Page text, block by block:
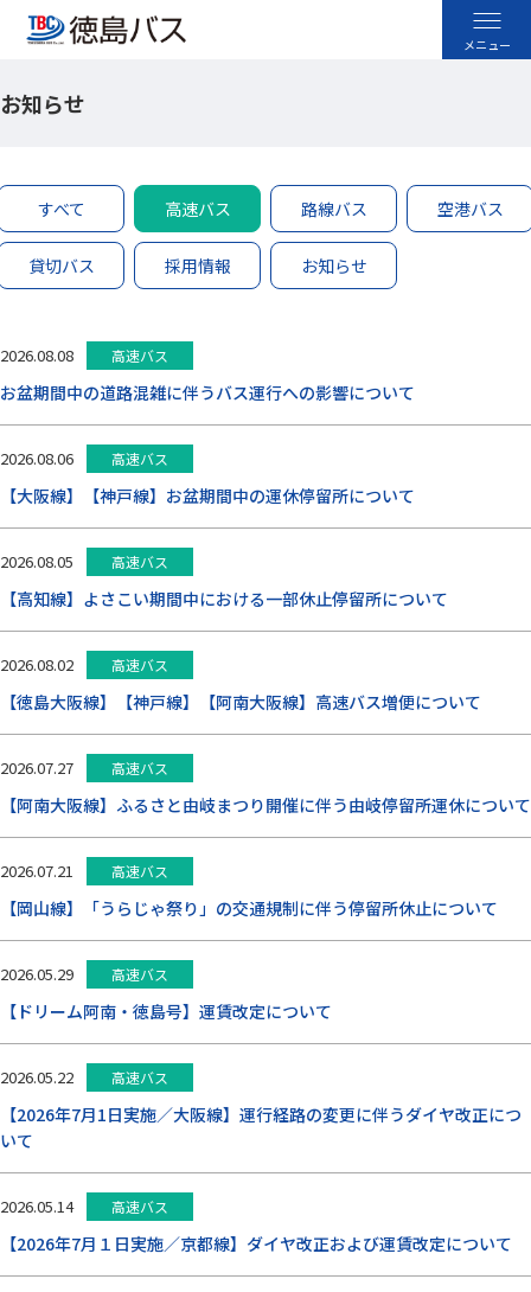
空港バス
路線バス
採用情報
お忘れ物のお問い合わせ
よくあるご質問
お問い合わせ
お知らせ
すべて 高速バス 路線バス 空港バス
貸切バス 採用情報 お知らせ
2026.08.08 高速バス
お盆期間中の道路混雑に伴うバス運行への影響について
2026.08.06 高速バス
【大阪線】【神戸線】お盆期間中の運休停留所について
2026.08.05 高速バス
【高知線】よさこい期間中における一部休止停留所について
2026.08.02 高速バス
【徳島大阪線】【神戸線】【阿南大阪線】高速バス増便について
2026.07.27 高速バス
【阿南大阪線】ふるさと由岐まつり開催に伴う由岐停留所運休について
2026.07.21 高速バス
【岡山線】「うらじゃ祭り」の交通規制に伴う停留所休止について
2026.05.29 高速バス
【ドリーム阿南・徳島号】運賃改定について
2026.05.22 高速バス
【2026年7月1日実施／大阪線】運行経路の変更に伴うダイヤ改正につ
いて
2026.05.14 高速バス
【2026年7月１日実施／京都線】ダイヤ改正および運賃改定について